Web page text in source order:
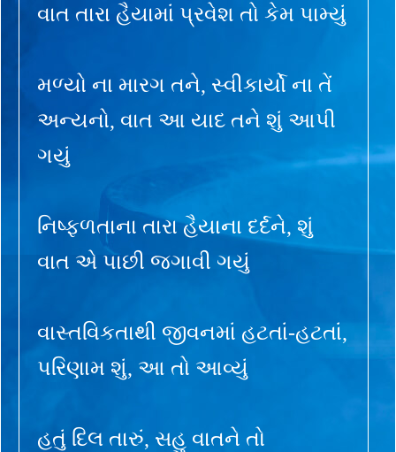
વાત તારા હૈયામાં પ્રવેશ તો કેમ પામ્યું
મળ્યો ના મારગ તને, સ્વીકાર્યો ના તેં
અન્યનો, વાત આ યાદ તને શું આપી
ગયું
નિષ્ફળતાના તારા હૈયાના દર્દને, શું
વાત એ પાછી જગાવી ગયું
વાસ્તવિકતાથી જીવનમાં હટતાં-હટતાં,
પરિણામ શું, આ તો આવ્યું
હતું દિલ તારું, સહુ વાતને તો